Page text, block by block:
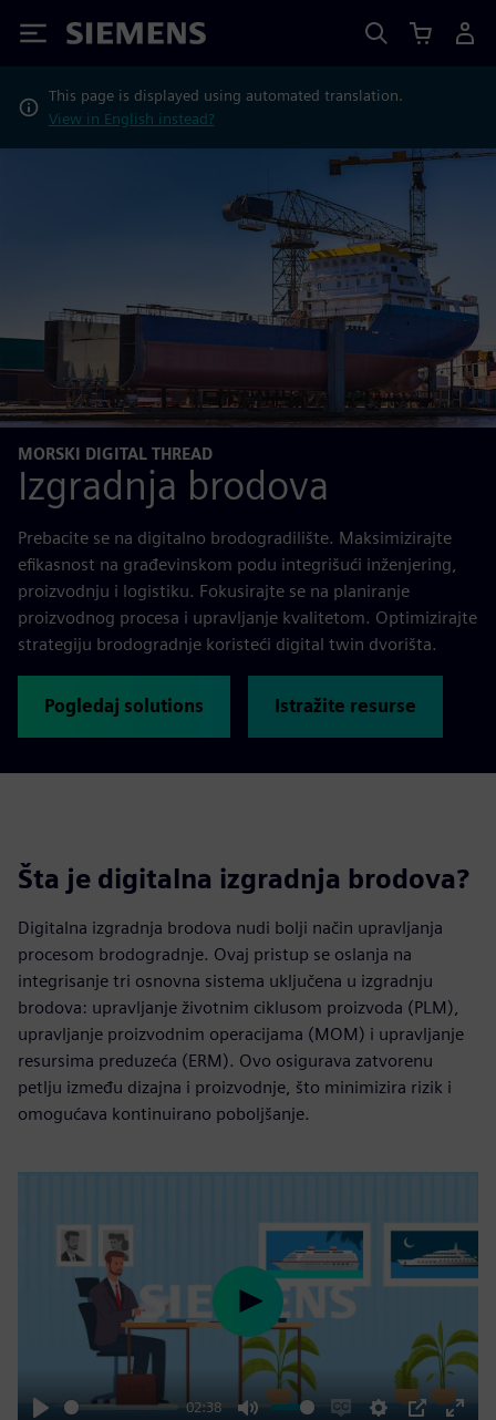
Siemens
This page is displayed using automated translation.
View in English instead?
MORSKI DIGITAL THREAD
Izgradnja brodova
Prebacite se na digitalno brodogradilište. Maksimizirajte
efikasnost na građevinskom podu integrišući inženjering,
proizvodnju i logistiku. Fokusirajte se na planiranje
proizvodnog procesa i upravljanje kvalitetom. Optimizirajte
strategiju brodogradnje koristeći digital twin dvorišta.
Pogledaj solutions Istražite resurse
Šta je digitalna izgradnja brodova?
Digitalna izgradnja brodova nudi bolji način upravljanja
procesom brodogradnje. Ovaj pristup se oslanja na
integrisanje tri osnovna sistema uključena u izgradnju
brodova: upravljanje životnim ciklusom proizvoda (PLM),
upravljanje proizvodnim operacijama (MOM) i upravljanje
resursima preduzeća (ERM). Ovo osigurava zatvorenu
petlju između dizajna i proizvodnje, što minimizira rizik i
omogućava kontinuirano poboljšanje.
02:38
Play